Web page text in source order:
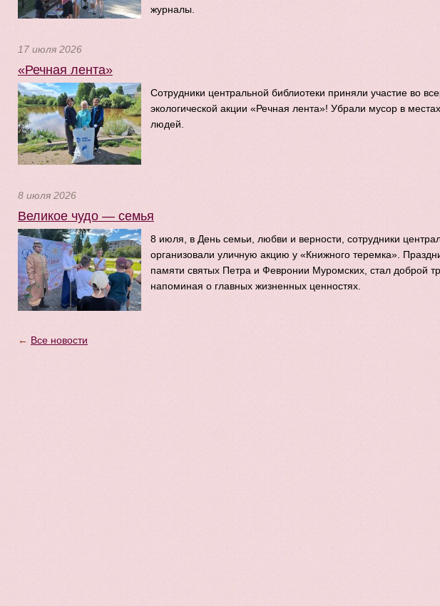
журналы.
17 июля 2026
«Речная лента»
Сотрудники центральной библиотеки приняли участие во
экологической акции «Речная лента»! Убрали мусор в
людей.
8 июля 2026
Великое чудо — семья
8 июля, в День семьи, любви и верности, сотрудники
организовали уличную акцию у «Книжного теремка».
памяти святых Петра и Февронии Муромских, стал доброй
напоминая о главных жизненных ценностях.
← Все новости